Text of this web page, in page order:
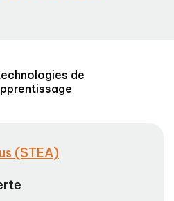
de
(STEA)